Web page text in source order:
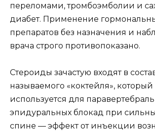
переломами, тромбоэмболии и
диабет. Применение
препаратов без назначения и
врача строго противопоказано.
Стероиды зачастую входят в
называемого «коктейля», который
используется для
эпидуральных блокад при
спине — эффект от инъекции